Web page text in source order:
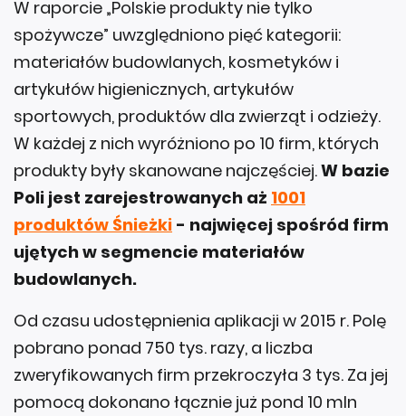
W raporcie „Polskie produkty nie tylko
spożywcze” uwzględniono pięć kategorii:
materiałów budowlanych, kosmetyków i
artykułów higienicznych, artykułów
sportowych, produktów dla zwierząt i odzieży.
W każdej z nich wyróżniono po 10 firm, których
produkty były skanowane najczęściej.W bazie
Poli jest zarejestrowanych aż 1001
produktów Śnieżki - najwięcej spośród firm
ujętych w segmencie materiałów
budowlanych.
Od czasu udostępnienia aplikacji w 2015 r. Polę
pobrano ponad 750 tys. razy, a liczba
zweryfikowanych firm przekroczyła 3 tys. Za jej
pomocą dokonano łącznie już pond 10 mln